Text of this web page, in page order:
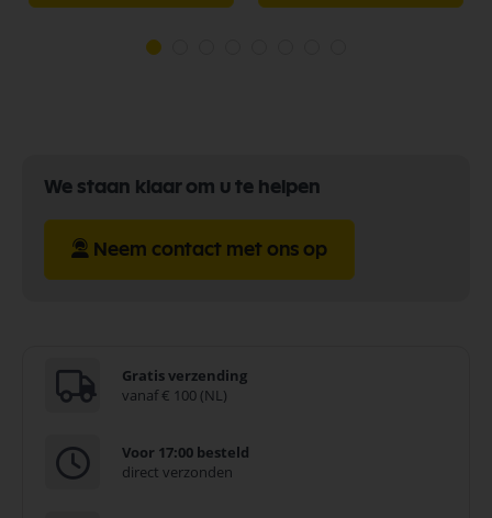
We staan klaar om u te helpen
Neem contact met ons op
Gratis verzending
vanaf € 100 (NL)
Voor 17:00 besteld
direct verzonden